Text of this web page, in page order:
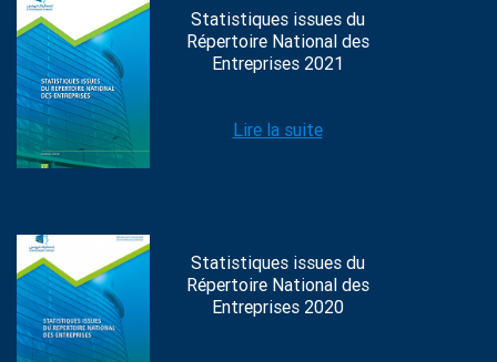
Statistiques issues du
Répertoire National des
Entreprises 2021
Lire la suite
Statistiques issues du
Répertoire National des
Entreprises 2020